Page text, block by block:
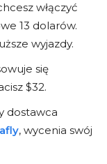
Skorzystaj z
skopiować
włączyć
13 dolarów.
wyjazdy.
się
$32.
dostawca
, wycenia swój